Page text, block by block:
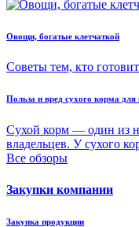
Овощи, богатые клетчаткой
Советы тем, кто
Польза и вред сухого корма
Сухой корм — один из
владельцев. У сухого
Все обзоры
Закупки компании
Закупка продукции